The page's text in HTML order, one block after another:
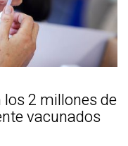
2 millones de
vacunados